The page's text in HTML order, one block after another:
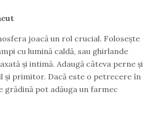
joacă un rol crucial. Folosește
cu lumină caldă, sau ghirlande
și intimă. Adaugă câteva perne și
primitor. Dacă este o petrecere în
grădină pot adăuga un farmec